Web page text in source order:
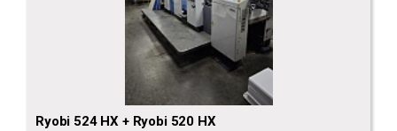
Ryobi 524 HX + Ryobi 520 HX